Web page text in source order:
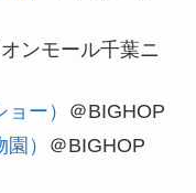
ンモール千葉ニ
ー）
＠BIGHOP
）
＠BIGHOP